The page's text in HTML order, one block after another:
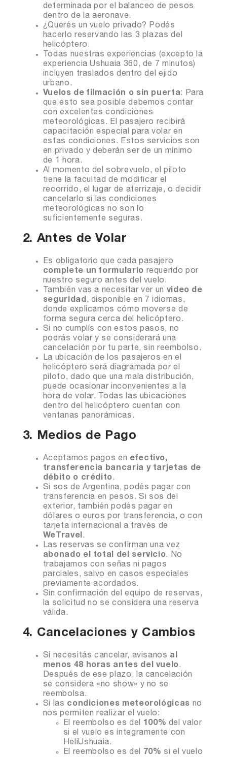
determinada por el balanceo de pesos
dentro de la aeronave.
¿Querés un vuelo privado? Podés
hacerlo reservando las 3 plazas del
helicóptero.
Todas nuestras experiencias (excepto la
experiencia Ushuaia 360, de 7 minutos)
incluyen traslados dentro del ejido
urbano.
Vuelos de filmación o sin puerta: Para
que esto sea posible debemos contar
con excelentes condiciones
meteorológicas. El pasajero recibirá
capacitación especial para volar en
estas condiciones. Estos servicios son
en privado y deberán ser de un mínimo
de 1 hora.
Al momento del sobrevuelo, el piloto
tiene la facultad de modificar el
recorrido, el lugar de aterrizaje, o decidir
cancelarlo si las condiciones
meteorológicas no son lo
suficientemente seguras.
2. Antes de Volar
Es obligatorio que cada pasajero
complete un formulario requerido por
nuestro seguro antes del vuelo.
También vas a necesitar ver un video de
seguridad, disponible en 7 idiomas,
donde explicamos cómo moverse de
forma segura cerca del helicóptero.
Si no cumplís con estos pasos, no
podrás volar y se considerará una
cancelación por tu parte, sin reembolso.
La ubicación de los pasajeros en el
helicóptero será diagramada por el
piloto, dado que una mala distribución,
puede ocasionar inconvenientes a la
hora de volar. Todas las ubicaciones
dentro del helicóptero cuentan con
ventanas panorámicas.
3. Medios de Pago
Aceptamos pagos en efectivo,
transferencia bancaria y tarjetas de
débito o crédito.
Si sos de Argentina, podés pagar con
transferencia en pesos. Si sos del
exterior, también podés pagar en
dólares o euros por transferencia, o con
tarjeta internacional a través de
WeTravel.
Las reservas se confirman una vez
abonado el total del servicio. No
trabajamos con señas ni pagos
parciales, salvo en casos especiales
previamente acordados.
Sin confirmación del equipo de reservas,
la solicitud no se considera una reserva
válida.
4. Cancelaciones y Cambios
Si necesitás cancelar, avisanos al
menos 48 horas antes del vuelo.
Después de ese plazo, la cancelación
se considera «no show» y no se
reembolsa.
Si las condiciones meteorológicas no
nos permiten realizar el vuelo:
El reembolso es del 100% del valor
si el vuelo es íntegramente con
HeliUshuaia.
El reembolso es del 70% si el vuelo